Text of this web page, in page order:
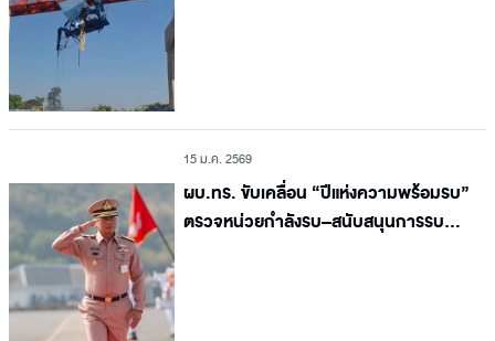
15 ม.ค. 2569
ผบ.ทร. ขับเคลื่อน “ปีแห่งความพร้อมรบ”
ตรวจหน่วยกำลังรบ–สนับสนุนการรบ